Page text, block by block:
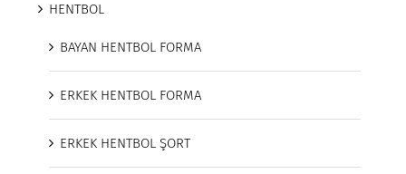
HENTBOL
BAYAN HENTBOL FORMA
ERKEK HENTBOL FORMA
ERKEK HENTBOL ŞORT